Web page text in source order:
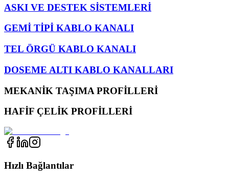
ASKI VE DESTEK SİSTEMLERİ
GEMİ TİPİ KABLO KANALI
TEL ÖRGÜ KABLO KANALI
DOSEME ALTI KABLO KANALLARI
MEKANİK TAŞIMA PROFİLLERİ
HAFİF ÇELİK PROFİLLERİ
Hızlı Bağlantılar